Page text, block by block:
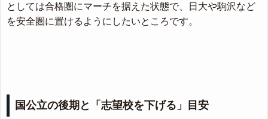
としては合格圏にマーチを据えた状態で、日大や駒沢など
を安全圏に置けるようにしたいところです。
国公立の後期と「志望校を下げる」目安